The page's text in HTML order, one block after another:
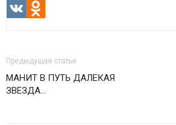
Предыдущая статья
МАНИТ В ПУТЬ ДАЛЕКАЯ
ЗВЕЗДА…